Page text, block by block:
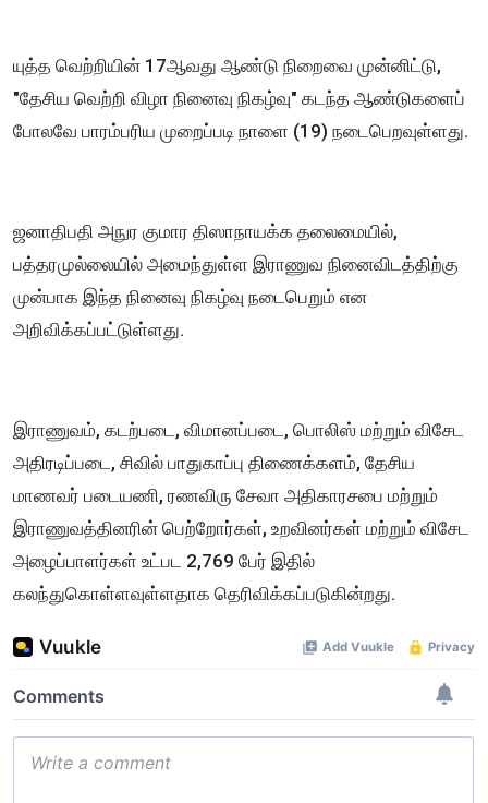
யுத்த வெற்றியின் 17ஆவது ஆண்டு நிறைவை முன்னிட்டு,
"தேசிய வெற்றி விழா நினைவு நிகழ்வு" கடந்த ஆண்டுகளைப்
போலவே பாரம்பரிய முறைப்படி நாளை (19) நடைபெறவுள்ளது.
ஜனாதிபதி அநுர குமார திஸாநாயக்க தலைமையில்,
பத்தரமுல்லையில் அமைந்துள்ள இராணுவ நினைவிடத்திற்கு
முன்பாக இந்த நினைவு நிகழ்வு நடைபெறும் என
அறிவிக்கப்பட்டுள்ளது.
இராணுவம், கடற்படை, விமானப்படை, பொலிஸ் மற்றும் விசேட
அதிரடிப்படை, சிவில் பாதுகாப்பு திணைக்களம், தேசிய
மாணவர் படையணி, ரணவிரு சேவா அதிகாரசபை மற்றும்
இராணுவத்தினரின் பெற்றோர்கள், உறவினர்கள் மற்றும் விசேட
அழைப்பாளர்கள் உட்பட 2,769 பேர் இதில்
கலந்துகொள்ளவுள்ளதாக தெரிவிக்கப்படுகின்றது.